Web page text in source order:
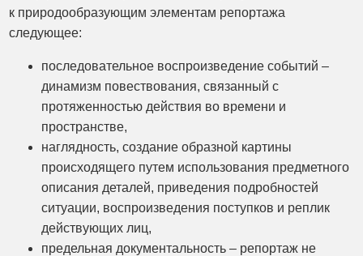
к природообразующим элементам репортажа
следующее:
последовательное воспроизведение событий –
динамизм повествования, связанный с
протяженностью действия во времени и
пространстве,
наглядность, создание образной картины
происходящего путем использования предметного
описания деталей, приведения подробностей
ситуации, воспроизведения поступков и реплик
действующих лиц,
предельная документальность – репортаж не